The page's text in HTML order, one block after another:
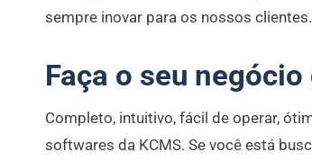
sempre inovar para os nossos
Faça o seu
Completo, intuitivo, fácil de operar,
softwares da KCMS. Se você está